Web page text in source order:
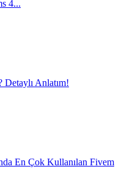
4...
Anlatım!
En Çok Kullanılan Fivem